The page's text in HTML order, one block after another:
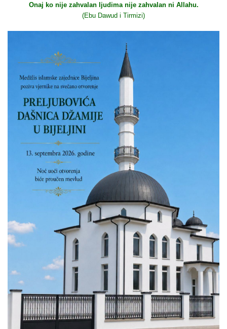
Onaj ko nije zahvalan ljudima nije zahvalan ni Allahu.
(Ebu Dawud i Tirmizi)